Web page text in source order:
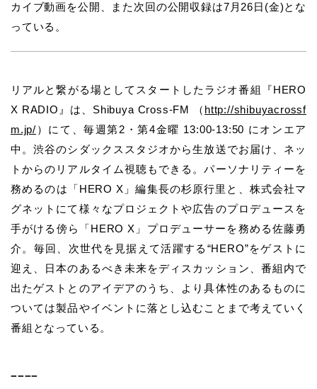
カイブ動画を公開、また次回の公開収録は7月26日(金)とな
っている。
リアルと繋がる場としてスタートしたラジオ番組『HERO
X RADIO』は、Shibuya Cross-FM （ http://shibuyacrossf
m.jp/ ）にて、毎週第2・第4金曜 13:00-13:50 にオンエア
中。渋谷のシダックススタジオから生放送でお届け、ネッ
トからのリアルタイム視聴もできる。パーソナリティーを
務めるのは「HERO X」編集長の杉原行里と、株式会社マ
グネットにて様々なプロジェクトや広告のプロデュースを
手がける傍ら「HERO X」プロデューサーを務める佐藤勇
介。毎回、次世代を見据えて活躍する“HERO”をゲストに
迎え、日本のあるべき未来をディスカッション、番組内で
出たゲストとのアイデアのうち、より具体性のあるものに
ついては製品やイベントに落とし込むことまで考えていく
番組となっている。
−−−−